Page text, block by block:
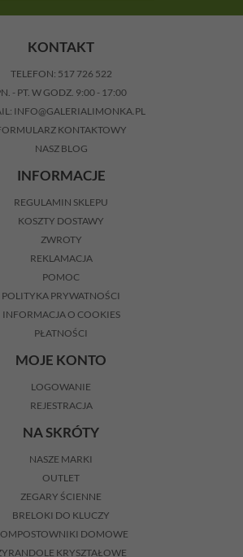
KONTAKT
TELEFON: 517 726 522
- PT. W GODZ. 9:00 - 17:00
INFO@GALERIALIMONKA.PL
KONTAKTOWY
NASZ BLOG
INFORMACJE
REGULAMIN SKLEPU
KOSZTY DOSTAWY
ZWROTY
REKLAMACJA
POMOC
POLITYKA PRYWATNOŚCI
INFORMACJA O COOKIES
PŁATNOŚCI
MOJE KONTO
LOGOWANIE
REJESTRACJA
NA SKRÓTY
NASZE MARKI
OUTLET
ZEGARY ŚCIENNE
BRELOKI DO KLUCZY
DOMOWE
KRYSZTAŁOWE